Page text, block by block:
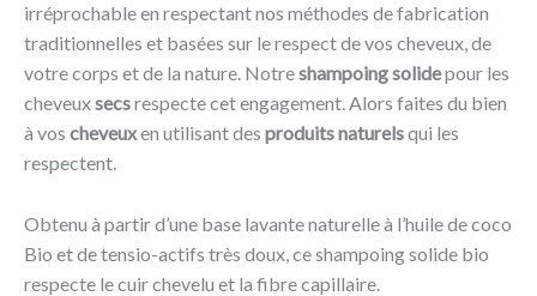
irréprochable en respectant nos méthodes de fabrication
traditionnelles et basées sur le respect de vos cheveux, de
votre corps et de la nature. Notreshampoing solidepour les
cheveuxsecsrespecte cet engagement. Alors faites du bien
à vos cheveuxen utilisant des produits naturelsqui les
respectent.
Obtenu à partir d’une base lavante naturelle à l’huile de coco
Bio et de tensio-actifs très doux, ce shampoing solide bio
respecte le cuir chevelu et la fibre capillaire.